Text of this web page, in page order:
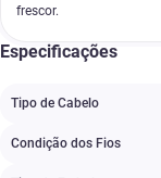
frescor.
Especificações
Tipo de Cabelo
Condição dos Fios